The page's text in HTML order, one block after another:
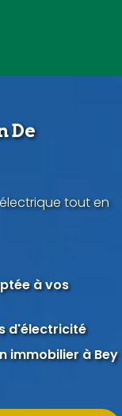
De
tout en
à vos
d'électricité
immobilier à Bey